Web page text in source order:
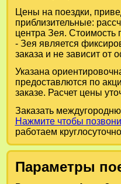
Цены на поездки,
приблизительные:
центра Зея. Стоимость
- Зея является
заказа и не зависит от
Указана
предоставлются по
заказе. Расчет цены
Заказать
Нажмите чтобы
работаем круглосуточно
Параметры